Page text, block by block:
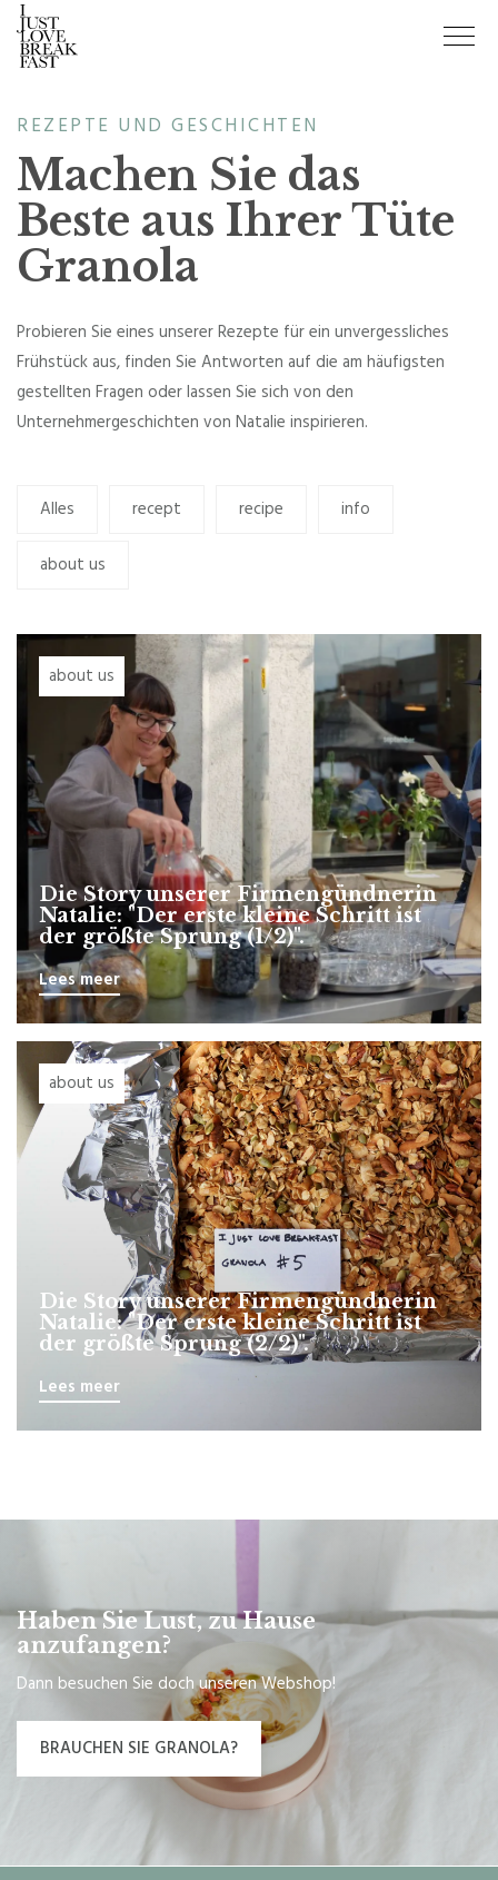
REZEPTE UND GESCHICHTEN
Machen Sie das
Beste aus Ihrer Tüte
Granola
Probieren Sie eines unserer Rezepte für ein unvergessliches
Frühstück aus, finden Sie Antworten auf die am häufigsten
gestellten Fragen oder lassen Sie sich von den
Unternehmergeschichten von Natalie inspirieren.
Alles recept recipe info
about us
about us
Die Story unserer Firmengündnerin
Natalie: "Der erste kleine Schritt ist
der größte Sprung (1/2)".
Lees meer
about us
Die Story unserer Firmengündnerin
Natalie: "Der erste kleine Schritt ist
der größte Sprung (2/2)".
Lees meer
Haben Sie Lust, zu Hause
anzufangen?
Dann besuchen Sie doch unseren Webshop!
BRAUCHEN SIE GRANOLA?